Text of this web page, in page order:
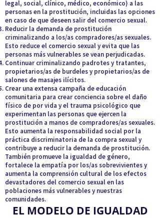
legal, social, clínico, médico, económico) a las
personas en la prostitución, incluidas las opciones
en caso de que deseen salir del comercio sexual.
Reducir la demanda de prostitución
criminalizando a los/as compradores/as sexuales.
Esto reduce el comercio sexual y evita que las
personas más vulnerables se vean perjudicadas.
Continuar criminalizando padrotes y tratantes,
propietarios/as de burdeles y propietarios/as de
salones de masajes ilícitos.
Crear una extensa campaña de educación
comunitaria para crear conciencia sobre el daño
físico de por vida y el trauma psicológico que
experimentan las personas que ejercen la
prostitución a manos de compradores/as sexuales.
Esto aumenta la responsabilidad social por la
práctica discriminatoria de la compra sexual y
contribuye a reducir la demanda de prostitución.
También promueve la igualdad de género,
fortalece la empatía por los/as sobrevivientes y
aumenta la comprensión cultural de los efectos
devastadores del comercio sexual en las
poblaciones más vulnerables y nuestras
comunidades.
EL MODELO DE IGUALDAD